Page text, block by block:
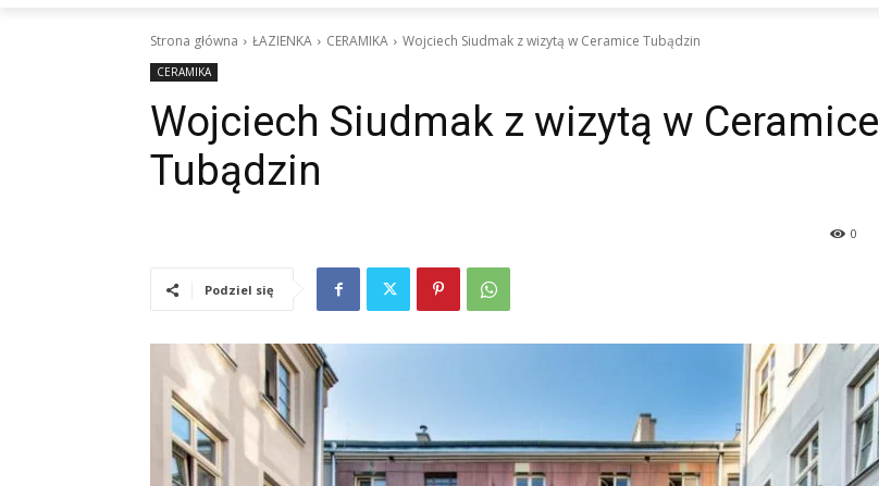
Strona główna ŁAZIENKA CERAMIKA Wojciech Siudmak z wizytą w Ceramice Tubądzin
CERAMIKA
Wojciech Siudmak z wizytą w Ceramice
Tubądzin
0
Podziel się